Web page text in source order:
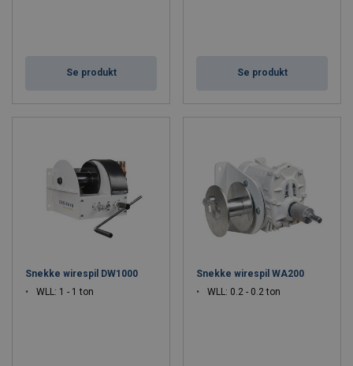
Se produkt Se produkt
Snekke wirespil DW1000
WLL: 1 - 1 ton
Snekke wirespil WA200
WLL: 0.2 - 0.2 ton